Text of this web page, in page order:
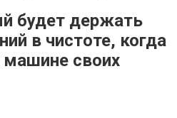
будет держать
в чистоте, когда
машине своих